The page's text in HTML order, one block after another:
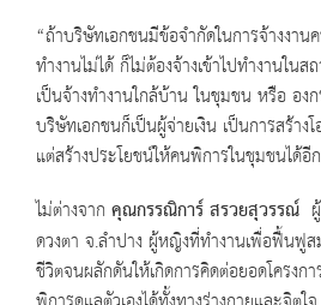
“ถ้าบริษัทเอกชนมีข้อจำกัดในการจ้างงา
ทำงานไม่ได้ ก็ไม่ต้องจ้างเข้าไปทำงานใน
เป็นจ้างทำงานใกล้บ้าน ในชุมชน หรือ อง
บริษัทเอกชนก็เป็นผู้จ่ายเงิน เป็นการสร้า
แต่สร้างประโยชน์ให้คนพิการในชุมชนได้
ไม่ต่างจาก คุณกรรณิการ์ สรวยสุวรรณ์
ดวงตา จ.ลำปาง ผู้หญิงที่ทำงานเพื่อฟื้นฟู
ชีวิตจนผลักดันให้เกิดการคิดต่อยอดโครงก